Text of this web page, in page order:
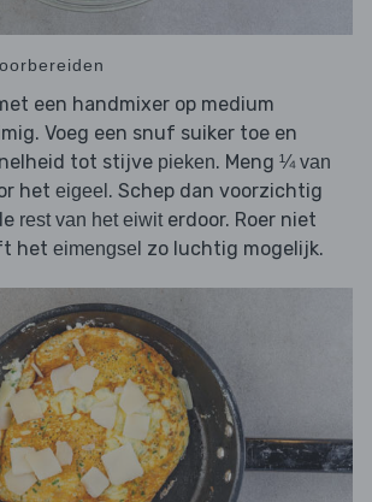
een handmixer op medium
Voeg een snuf suiker toe en
tot stijve pieken. Meng ¼ van
het eigeel . Schep dan voorzichtig
rest van het eiwit erdoor. Roer niet
het eimengsel zo luchtig mogelijk.